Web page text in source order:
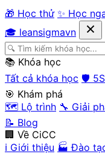
🎁 Học thử ✨ Học
🎓 leansigmavn
📚 Khóa học
Tất cả khóa học 🛡️
🎯 Khám phá
🗺️ Lộ trình 🔧 Giải
📝 Blog
🏢 Về CiCC
ℹ️ Giới thiệu 🏭 Đào